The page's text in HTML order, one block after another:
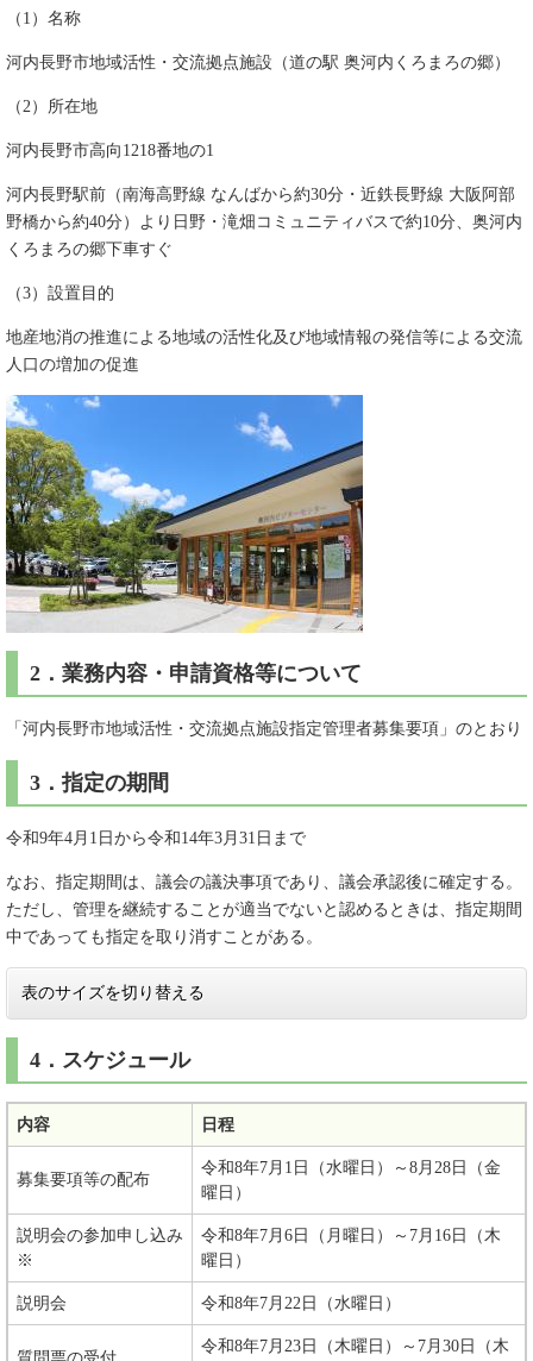
（1）名称
河内長野市地域活性・交流拠点施設（道の駅 奥河内くろまろの郷）
（2）所在地
河内長野市高向1218番地の1
河内長野駅前（南海高野線 なんばから約30分・近鉄長野線 大阪阿部
野橋から約40分）より日野・滝畑コミュニティバスで約10分、奥河内
くろまろの郷下車すぐ
（3）設置目的
地産地消の推進による地域の活性化及び地域情報の発信等による交流
人口の増加の促進
2．業務内容・申請資格等について
「河内長野市地域活性・交流拠点施設指定管理者募集要項」のとおり
3．指定の期間
令和9年4月1日から令和14年3月31日まで
なお、指定期間は、議会の議決事項であり、議会承認後に確定する。
ただし、管理を継続することが適当でないと認めるときは、指定期間
中であっても指定を取り消すことがある。
表のサイズを切り替える
4．スケジュール
内容 日程
募集要項等の配布
令和8年7月1日（水曜日）～8月28日（金
曜日）
説明会の参加申し込み
※
令和8年7月6日（月曜日）～7月16日（木
曜日）
説明会 令和8年7月22日（水曜日）
令和8年7月23日（木曜日）～7月30日（木